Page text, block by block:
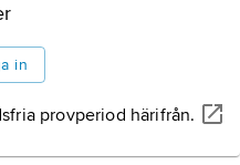
in
provperiod härifrån.